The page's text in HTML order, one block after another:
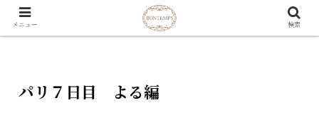
パリ７日目 よる編
メニュー 検索